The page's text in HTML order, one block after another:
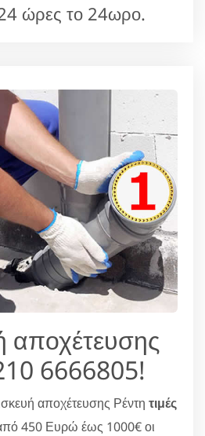
ώρες το 24ωρο.
αποχέτευσης
6666805!
αποχέτευσης Ρέντη τιμές
450 Ευρώ έως 1000€ οι